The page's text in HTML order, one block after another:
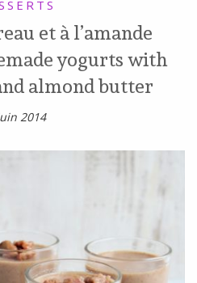
et à l’amande
yogurts with
almond butter
2014